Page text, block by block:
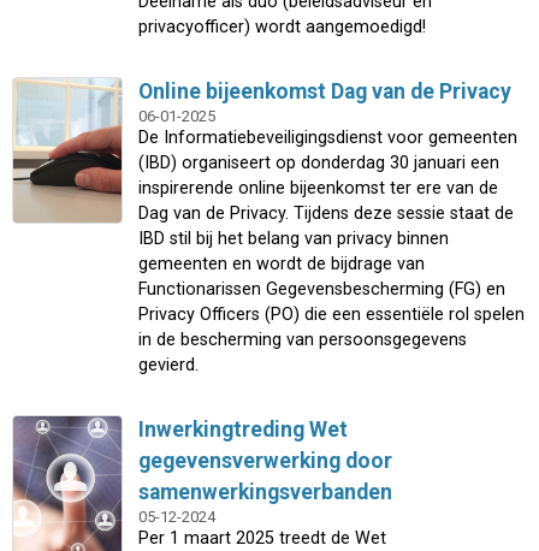
privacyofficer) wordt aangemoedigd!
Online bijeenkomst Dag van de Privacy
06-01-2025
De Informatiebeveiligingsdienst voor gemeenten
(IBD) organiseert op donderdag 30 januari een
inspirerende online bijeenkomst ter ere van de
Dag van de Privacy. Tijdens deze sessie staat de
IBD stil bij het belang van privacy binnen
gemeenten en wordt de bijdrage van
Functionarissen Gegevensbescherming (FG) en
Privacy Officers (PO) die een essentiële rol spelen
in de bescherming van persoonsgegevens
gevierd.
Inwerkingtreding Wet
gegevensverwerking door
samenwerkingsverbanden
05-12-2024
Per 1 maart 2025 treedt de Wet